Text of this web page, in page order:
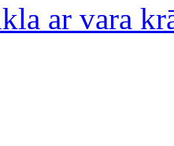
ar vara